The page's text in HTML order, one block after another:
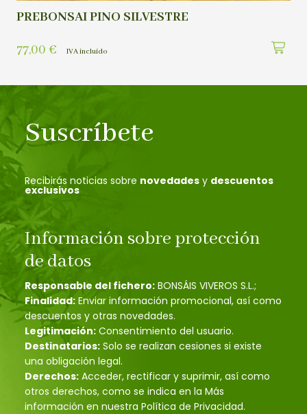
PREBONSAI PINO SILVESTRE
77,00 € IVA incluído
Suscríbete
Recibirás noticias sobre novedades y descuentos
exclusivos
Información sobre protección
de datos
Responsable del fichero: BONSÁIS VIVEROS S.L.;
Finalidad: Enviar información promocional, así como
descuentos y otras novedades.
Legitimación: Consentimiento del usuario.
Destinatarios: Solo se realizan cesiones si existe
una obligación legal.
Derechos: Acceder, rectificar y suprimir, así como
otros derechos, como se indica en la Más
información en nuestra Política de Privacidad.